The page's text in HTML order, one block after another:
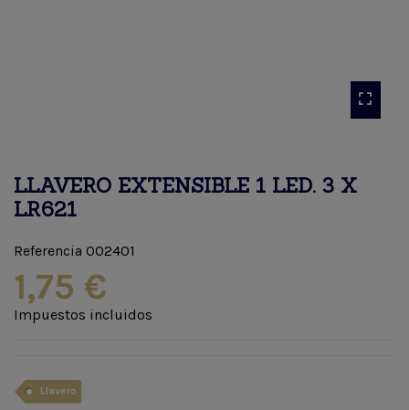
LLAVERO EXTENSIBLE 1 LED. 3 X
LR621
Referencia 002401
1,75 €
Impuestos incluidos
Llavero